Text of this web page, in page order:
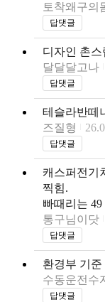
토착왜구의
답댓글
디자인 촌스
달달달고나
답댓글
테슬라반떼
즈질형
답댓글
캐스퍼전기
찍힘.
빠때리는 49
통구님이닷
답댓글
환경부 기준
수동운전수
답댓글